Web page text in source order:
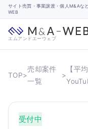
サイト売買・事業譲渡・個人M&Aな
WEB
エムアンドエーウェブ
TOP>
売却案件
一覧
>
【平
受付中